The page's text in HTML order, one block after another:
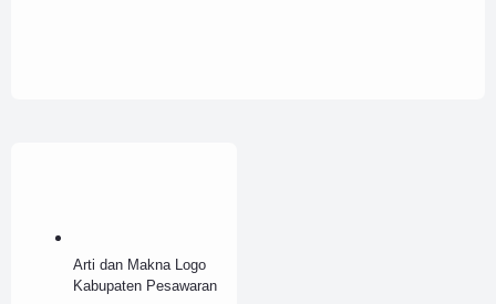
Arti dan Makna Logo
Kabupaten Pesawaran